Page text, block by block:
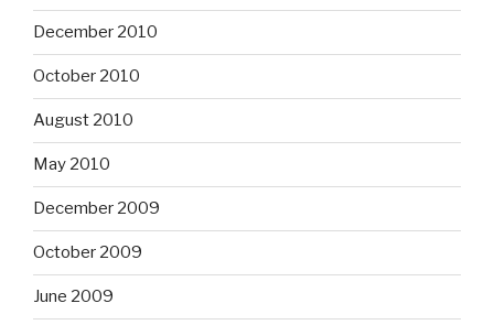
December 2010
October 2010
August 2010
May 2010
December 2009
October 2009
June 2009